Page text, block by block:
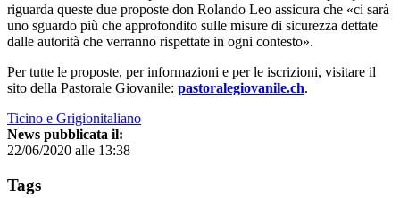
riguarda queste due proposte don Rolando Leo assicura che «ci sarà
uno sguardo più che approfondito sulle misure di sicurezza dettate
dalle autorità che verranno rispettate in ogni contesto».
Per tutte le proposte, per informazioni e per le iscrizioni, visitare il
sito della Pastorale Giovanile: pastoralegiovanile.ch.
Ticino e Grigionitaliano
News pubblicata il:
22/06/2020 alle 13:38
Tags